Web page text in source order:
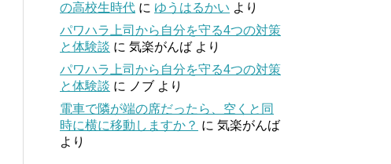
の高校生時代 に ゆうはるかい より
パワハラ上司から自分を守る4つの対策
と体験談 に 気楽がんば より
パワハラ上司から自分を守る4つの対策
と体験談 に ノブ より
電車で隣が端の席だったら、空くと同
時に横に移動しますか？ に 気楽がんば
より